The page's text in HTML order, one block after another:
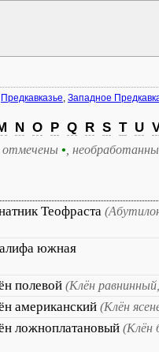
Предкавказье, Западное
N O P Q R S T U
отмечены • ,
Теофраста
южная
полевой (Клён
американский (Клён
ложноплатановый (Клён